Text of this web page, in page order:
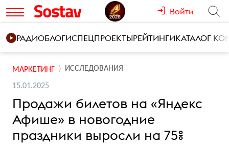
Войти
РАДИОБЛОГИСПЕЦПРОЕКТЫРЕЙТИНГИКАТАЛОГ
МАРКЕТИНГ ИССЛЕДОВАНИЯ
15.01.2025
Продажи билетов на «Яндекс
Афише» в новогодние
праздники выросли на 75%